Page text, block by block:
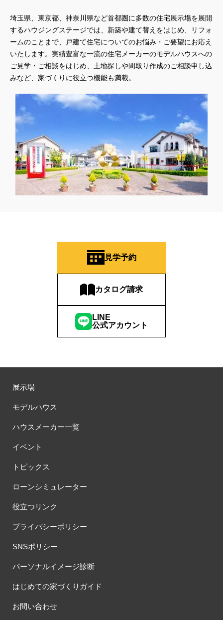
埼玉県、東京都、神奈川県など首都圏に多数の住宅展示場を展開
するハウジングステージでは、新築や建て替えをはじめ、リフォ
ームのことまで、戸建て住宅についてのお悩み・ご要望にお応え
いたします。実績豊富な一流の住宅メーカーのモデルハウスへの
ご見学・ご相談をはじめ、土地探しや間取り作成のご相談申し込
みなど、家づくりに役立つ機能も満載。
見学予約
カタログ請求
LINE
公式アカウント
展示場
モデルハウス
ハウスメーカー一覧
イベント
トピックス
ローンシミュレーター
役立つリンク
プライバシーポリシー
SNSポリシー
パーソナルイメージ診断
はじめての家づくりガイド
お問い合わせ